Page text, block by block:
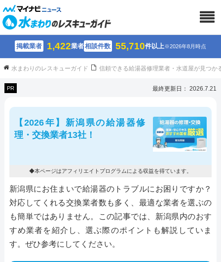
掲載業者 1,422業者相談件数 55,710件以上※2026年8月時点
水まわりのレスキューガイド 信頼できる給湯器修理業者・水道屋が見つか
PR 最終更新日： 2026.7.21
【2026年】新潟県の給湯器修
理・交換業者13社！
◆本ページはアフィリエイトプログラムによる収益を得ています。
新潟県にお住まいで給湯器のトラブルにお困りですか？
対応してくれる交換業者数も多く、最適な業者を選ぶの
も簡単ではありません。この記事では、新潟県内のおす
すめ業者を紹介し、選ぶ際のポイントも解説していま
す。ぜひ参考にしてください。